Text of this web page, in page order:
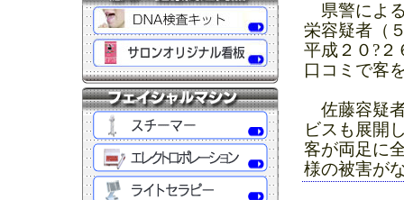
県警によ
栄容疑者（
平成２０?２
口コミで客
佐藤容疑
ビスも展開
客が両足に
様の被害が